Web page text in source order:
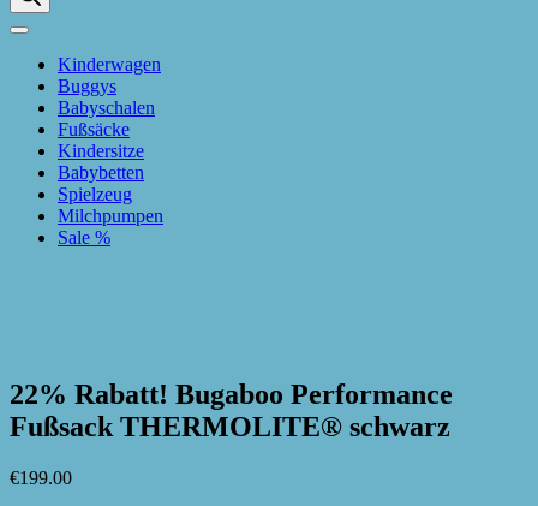
Kinderwagen
Buggys
Babyschalen
Fußsäcke
Kindersitze
Babybetten
Spielzeug
Milchpumpen
Sale %
22% Rabatt! Bugaboo Performance
Fußsack THERMOLITE® schwarz
€199.00